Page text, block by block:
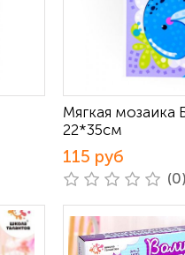
Мягкая мозаика
22*35см
115 руб